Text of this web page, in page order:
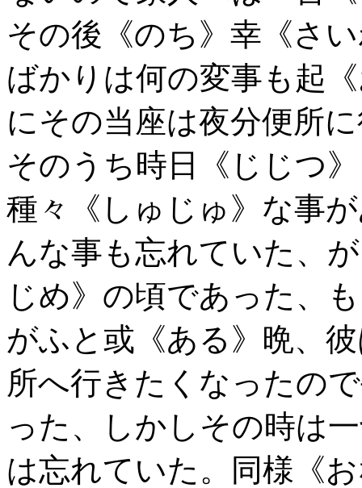
その後《のち》幸《さ
ばかりは何の変事も起
にその当座は夜分便所
そのうち時日《じじつ
種々《しゅじゅ》な事
んな事も忘れていた、
じめ》の頃であった、
がふと或《ある》晩、
所へ行きたくなったの
った、しかしその時は
は忘れていた。同様《